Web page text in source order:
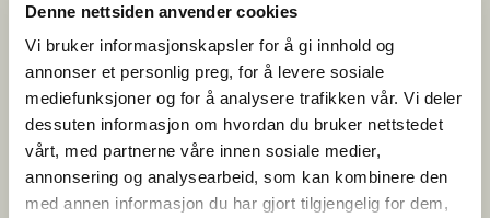
Denne nettsiden anvender cookies
Vi bruker informasjonskapsler for å gi innhold og
annonser et personlig preg, for å levere sosiale
mediefunksjoner og for å analysere trafikken vår. Vi deler
dessuten informasjon om hvordan du bruker nettstedet
vårt, med partnerne våre innen sosiale medier,
annonsering og analysearbeid, som kan kombinere den
med annen informasjon du har gjort tilgjengelig for dem,
Here, tour operators can submit a price inquiry.
Please fill out the form below, and we’ll get in
touch with you.